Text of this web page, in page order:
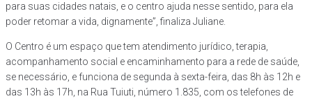
para suas cidades natais, e o centro ajuda nesse sentido, para ela
poder retomar a vida, dignamente”, finaliza Juliane.
O Centro é um espaço que tem atendimento jurídico, terapia,
acompanhamento social e encaminhamento para a rede de saúde,
se necessário, e funciona de segunda à sexta-feira, das 8h às 12h e
das 13h às 17h, na Rua Tuiuti, número 1.835, com os telefones de